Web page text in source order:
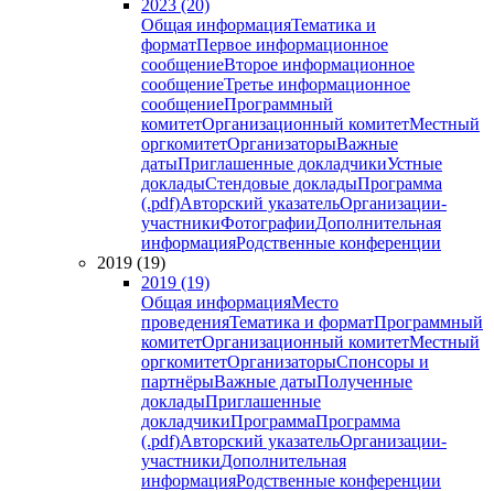
2023 (20)
Общая информацияТематика и
форматПервое информационное
сообщениеВторое информационное
сообщениеТретье информационное
сообщениеПрограммный
комитетОрганизационный комитетМестный
оргкомитетОрганизаторыВажные
датыПриглашенные докладчикиУстные
докладыСтендовые докладыПрограмма
(.pdf)Авторский указательОрганизации-
участникиФотографииДополнительная
информацияРодственные конференции
2019 (19)
2019 (19)
Общая информацияМесто
проведенияТематика и форматПрограммный
комитетОрганизационный комитетМестный
оргкомитетОрганизаторыСпонсоры и
партнёрыВажные датыПолученные
докладыПриглашенные
докладчикиПрограммаПрограмма
(.pdf)Авторский указательОрганизации-
участникиДополнительная
информацияРодственные конференции